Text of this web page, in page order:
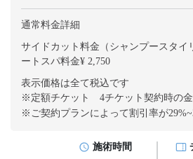
通常料金詳細
サイドカット料金（シャンプースタイ
ートスパ料金¥ 2,750
表示価格は全て税込です
※定額チケット 4チケット契約時の
※ご契約プランによって割引率が29%~
施術時間